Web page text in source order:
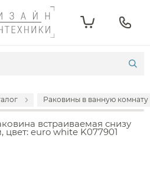
Раковины в ванную комнату
встраиваемая снизу
цвет: euro white K077901